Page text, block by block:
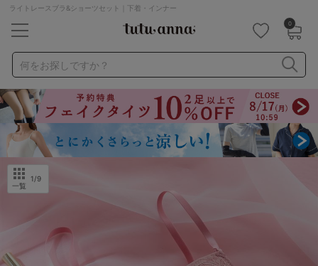
ライトレースブラ&ショーツセット｜下着・インナー
0
何をお探しですか？
ナイトブラ ノンワイヤー 特盛ブラ
チューブトップ
折り畳み
パジャマ ストッキング
キャミソール
ルームウェア
レッグウェア 下着
一覧
1/9